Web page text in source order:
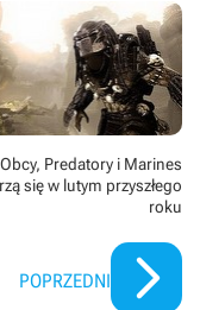
Obcy, Predatory i Marines
się w lutym przyszłego
roku
POPRZEDNI